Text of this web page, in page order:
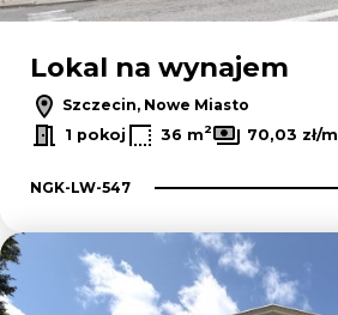
Lokal na wynajem
Szczecin, Nowe Miasto
1 pokoj
36 m2 70,03 zł/m
NGK-LW-547